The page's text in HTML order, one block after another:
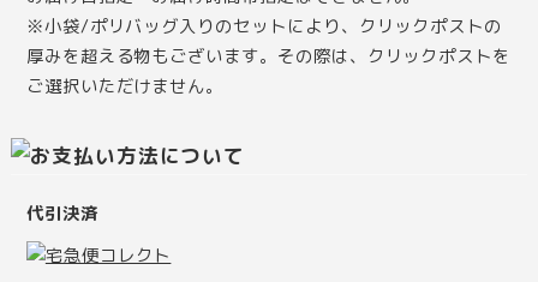
※小袋/ポリバッグ入りのセットにより、クリックポストの
厚みを超える物もございます。その際は、クリックポストを
ご選択いただけません。
代引決済